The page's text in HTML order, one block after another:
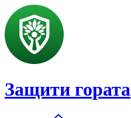
Защити гората